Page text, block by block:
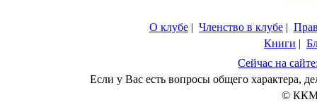
О клубе | Членство в клубе |
Книги |
Сейчас на
Если у Вас есть вопросы общего характера,
© ККМ